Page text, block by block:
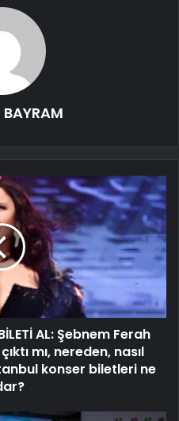
AL: Şebnem Ferah
mı, nereden, nasıl
konser biletleri ne